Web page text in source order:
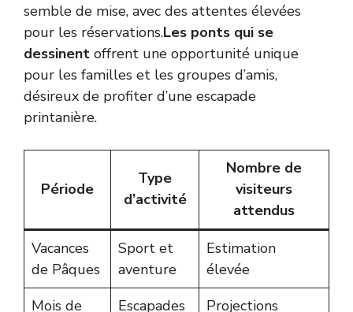
semble de mise, avec des attentes élevées
pour les réservations.Les ponts qui se
dessinent offrent une opportunité unique
pour les familles et les groupes d’amis,
désireux de profiter d’une escapade
printanière.
Période
Type
d’activité
Nombre de
visiteurs
attendus
Vacances
de Pâques
Sport et
aventure
Estimation
élevée
Mois de
Escapades Projections